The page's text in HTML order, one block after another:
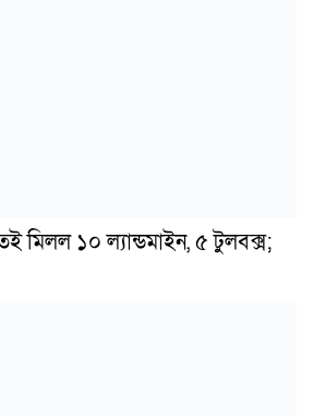
মিলল ১০ ল্যান্ডমাইন, ৫ টুলবক্স;